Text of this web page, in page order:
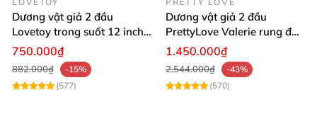
Dương vật giả 2 đầu
Lovetoy trong suốt 12 inch
mềm dẻo
750.000₫
882.000₫
-15%
(577)
Dương vật giả 2 đầu
PrettyLove Valerie rung đa
chế độ cho les sướng
1.450.000₫
2.544.000₫
-43%
(570)